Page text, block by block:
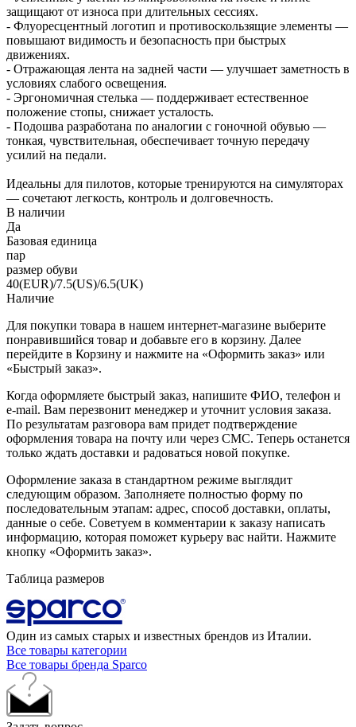
защищают от износа при длительных сессиях.
- Флуоресцентный логотип и противоскользящие элементы —
повышают видимость и безопасность при быстрых
движениях.
- Отражающая лента на задней части — улучшает заметность в
условиях слабого освещения.
- Эргономичная стелька — поддерживает естественное
положение стопы, снижает усталость.
- Подошва разработана по аналогии с гоночной обувью —
тонкая, чувствительная, обеспечивает точную передачу
усилий на педали.
Идеальны для пилотов, которые тренируются на симуляторах
— сочетают легкость, контроль и долговечность.
В наличии
Да
Базовая единица
пар
размер обуви
40(EUR)/7.5(US)/6.5(UK)
Наличие
Для покупки товара в нашем интернет-магазине выберите
понравившийся товар и добавьте его в корзину. Далее
перейдите в Корзину и нажмите на «Оформить заказ» или
«Быстрый заказ».
Когда оформляете быстрый заказ, напишите ФИО, телефон и
e-mail. Вам перезвонит менеджер и уточнит условия заказа.
По результатам разговора вам придет подтверждение
оформления товара на почту или через СМС. Теперь останется
только ждать доставки и радоваться новой покупке.
Оформление заказа в стандартном режиме выглядит
следующим образом. Заполняете полностью форму по
последовательным этапам: адрес, способ доставки, оплаты,
данные о себе. Советуем в комментарии к заказу написать
информацию, которая поможет курьеру вас найти. Нажмите
кнопку «Оформить заказ».
Таблица размеров
Один из самых старых и известных брендов из Италии.
Все товары категории
Все товары бренда Sparco